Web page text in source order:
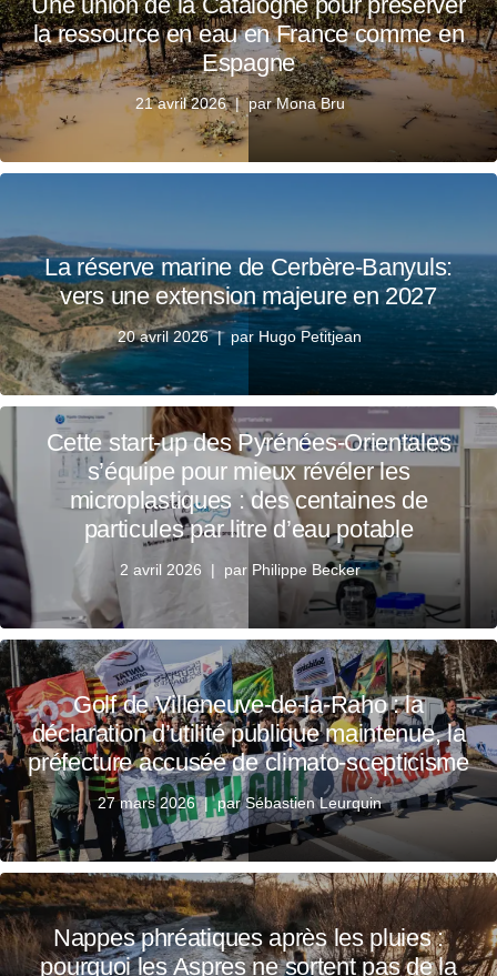
la ressource en eau en France comme en
Espagne
21 avril 2026 parMona Bru
La réserve marine de Cerbère-Banyuls:
vers une extension majeure en 2027
20 avril 2026 par Hugo Petitjean
Cette start-up des Pyrénées-Orientales
s’équipe pour mieux révéler les
microplastiques : des centaines de
particules par litre d’eau potable
2 avril 2026 par Philippe Becker
Golf de Villeneuve-de-la-Raho : la
déclaration d’utilité publique maintenue, la
préfecture accusée de climato-scepticisme
27 mars 2026 parSébastien Leurquin
Nappes phréatiques après les pluies :
pourquoi les Aspres ne sortent pas de la